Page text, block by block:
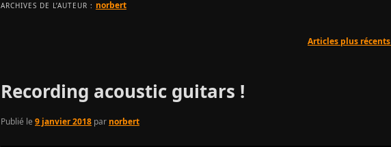
ARCHIVES DE L’AUTEUR : norbert
articles
Articles plus récents
Recording acoustic guitars !
Publié le 9 janvier 2018 par norbert